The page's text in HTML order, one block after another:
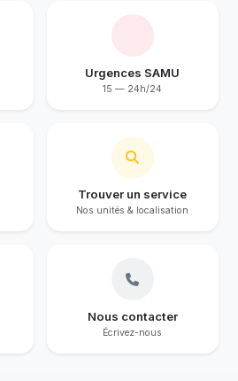
Urgences SAMU
15 — 24h/24
Trouver un service
Nos unités & localisation
Nous contacter
Écrivez-nous